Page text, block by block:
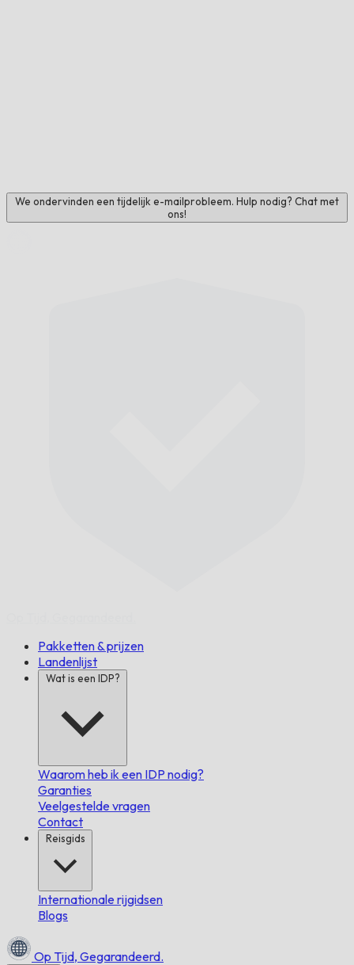
We ondervinden een tijdelijk e-mailprobleem. Hulp nodig? Chat met
ons!
Pakketten & prijzen
Landenlijst
Wat is een IDP?
Waarom heb ik een IDP nodig?
Garanties
Veelgestelde vragen
Contact
Reisgids
Internationale rijgidsen
Blogs
Op Tijd, Gegarandeerd.